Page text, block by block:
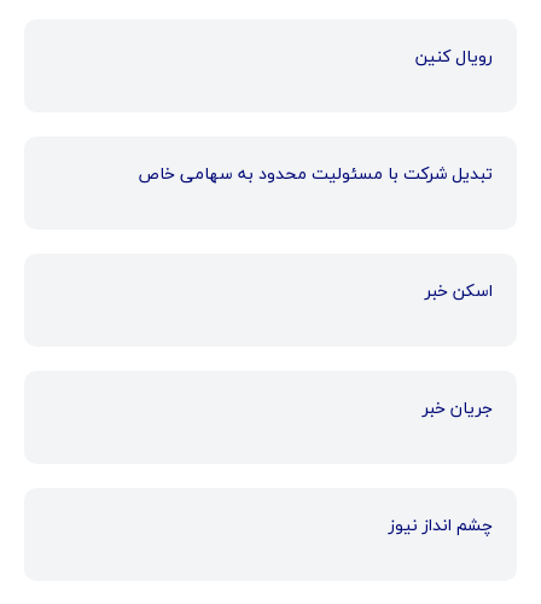
رویال کنین
تبدیل شرکت با مسئولیت محدود به سهامی خاص
اسکن خبر
جریان خبر
چشم انداز نیوز